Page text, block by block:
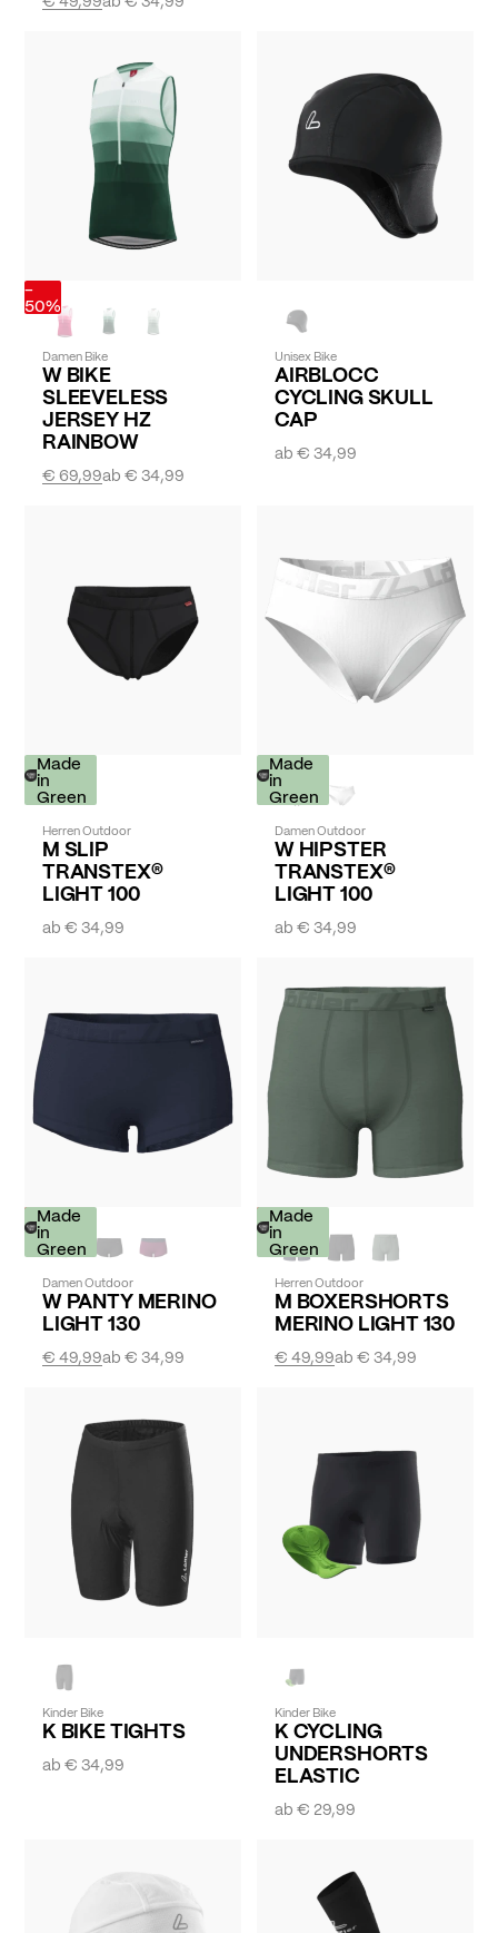
-
50%
Damen Bike
W BIKE
SLEEVELESS
JERSEY HZ
RAINBOW
ab€ 34,99
€ 69,99
Unisex Bike
AIRBLOCC
CYCLING SKULL
CAP
ab€ 34,99
Made
in
Green
Herren Outdoor
M SLIP
TRANSTEX®
LIGHT 100
ab€ 34,99
Made
in
Green
Damen Outdoor
W HIPSTER
TRANSTEX®
LIGHT 100
ab€ 34,99
-
30%
Made
in
Green
Damen Outdoor
W PANTY MERINO
LIGHT 130
ab€ 34,99
€ 49,99
-
30%
Made
in
Green
Herren Outdoor
M BOXERSHORTS
MERINO LIGHT 130
ab€ 34,99
€ 49,99
Kinder Bike
K BIKE TIGHTS
ab€ 34,99
Kinder Bike
K CYCLING
UNDERSHORTS
ELASTIC
ab€ 29,99